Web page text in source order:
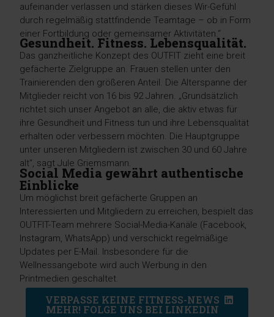
aufeinander verlassen und stärken dieses Wir-Gefühl
durch regelmäßig stattfindende Teamtage – ob in Form
einer Fortbildung oder gemeinsamer Aktivitäten.“
Gesundheit. Fitness. Lebensqualität.
Das ganzheitliche Konzept des OUTFIT zieht eine breit
gefächerte Zielgruppe an. Frauen stellen unter den
Trainierenden den größeren Anteil. Die Alterspanne der
Mitglieder reicht von 16 bis 92 Jahren. „Grundsätzlich
richtet sich unser Angebot an alle, die aktiv etwas für
ihre Gesundheit und Fitness tun und ihre Lebensqualität
erhalten oder verbessern möchten. Die Hauptgruppe
unter unseren Mitgliedern ist zwischen 30 und 60 Jahre
alt“, sagt Jule Griemsmann.
Social Media gewährt authentische
Einblicke
Um möglichst breit gefächerte Gruppen an
Interessierten und Mitgliedern zu erreichen, bespielt das
OUTFIT-Team mehrere Social-Media-Kanäle (Facebook,
Instagram, WhatsApp) und verschickt regelmäßige
Updates per E-Mail. Insbesondere für die
Wellnessangebote wird auch Werbung in den
Printmedien geschaltet.
VERPASSE KEINE FITNESS-NEWS
MEHR! FOLGE UNS BEI LINKEDIN